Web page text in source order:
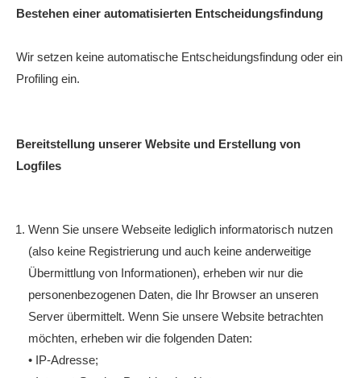
Bestehen einer automatisierten Entscheidungsfindung
Wir setzen keine automatische Entscheidungsfindung oder ein
Profiling ein.
Bereitstellung unserer Website und Erstellung von
Logfiles
Wenn Sie unsere Webseite lediglich informatorisch nutzen
(also keine Registrierung und auch keine anderweitige
Übermittlung von Informationen), erheben wir nur die
personenbezogenen Daten, die Ihr Browser an unseren
Server übermittelt. Wenn Sie unsere Website betrachten
möchten, erheben wir die folgenden Daten:
• IP-Adresse;